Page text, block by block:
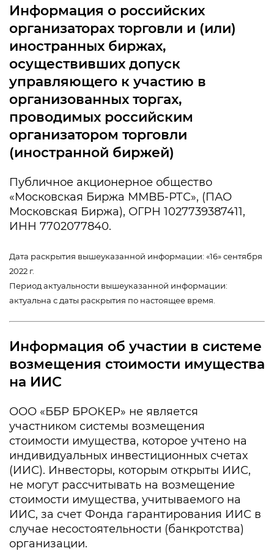
Информация о российских
организаторах торговли и (или)
иностранных биржах,
осуществивших допуск
управляющего к участию в
организованных торгах,
проводимых российским
организатором торговли
(иностранной биржей)
Публичное акционерное общество
«Московская Биржа ММВБ-РТС», (ПАО
Московская Биржа), ОГРН 1027739387411,
ИНН 7702077840.
Дата раскрытия вышеуказанной информации: «16» сентября
2022 г.
Период актуальности вышеуказанной информации:
актуальна с даты раскрытия по настоящее время.
Информация об участии в системе
возмещения стоимости имущества
на ИИС
ООО «ББР БРОКЕР» не является
участником системы возмещения
стоимости имущества, которое учтено на
индивидуальных инвестиционных счетах
(ИИС). Инвесторы, которым открыты ИИС,
не могут рассчитывать на возмещение
стоимости имущества, учитываемого на
ИИС, за счет Фонда гарантирования ИИС в
случае несостоятельности (банкротства)
организации.